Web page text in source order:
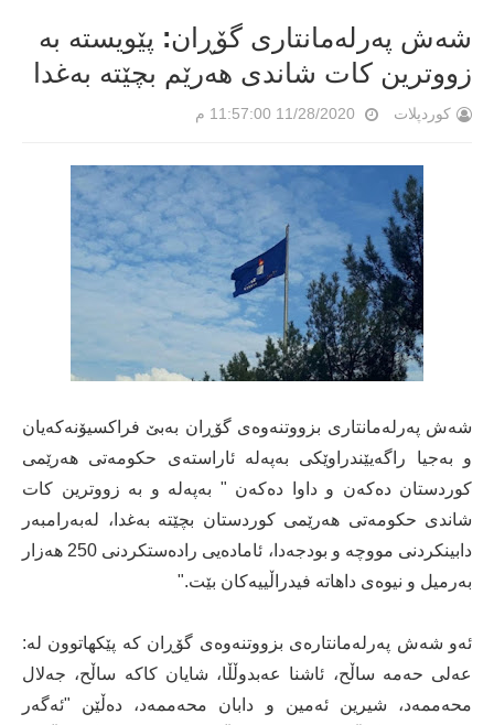
شەش پەرلەمانتاری گۆڕان: پێویستە بە
زووترین کات شاندی ھەرێم بچێتە بەغدا
کوردپلات 11/28/2020 11:57:00 م
شەش پەرلەمانتاری بزووتنەوەی گۆڕان بەبێ فراکسیۆنەکەیان
و بەجیا راگەیێندراوێکی بەپەلە ئاراستەی حکومەتی هەرێمی
کوردستان دەکەن و داوا دەکەن " بەپەلە و بە زووترین کات
شاندی حکومەتی ھەرێمی کوردستان بچێتە بەغدا، لەبەرامبەر
دابینکردنی مووچە و بودجەدا، ئامادەیی رادەستکردنی 250 ھەزار
بەرمیل و نیوەی داھاتە فیدراڵییەکان بێت."
ئەو شەش پەرلەمانتارەی بزووتنەوەی گۆڕان کە پێکهاتوون لە:
عەلی حەمە ساڵح، ئاشنا عەبدوڵڵا، شایان کاکە ساڵح، جەلال
محەممەد، شیرین ئەمین و دابان محەممەد، دەڵێن "ئەگەر